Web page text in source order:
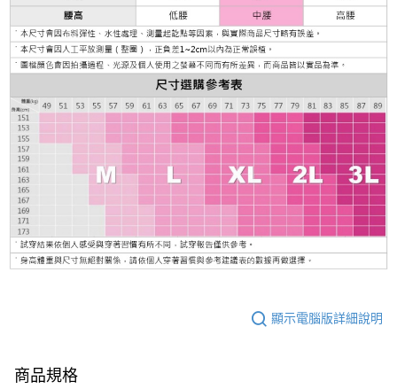
顯示電腦版詳細說明
商品規格